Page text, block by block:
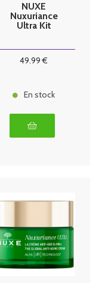
NUXE
Nuxuriance
Ultra Kit
49.99 €
En stock